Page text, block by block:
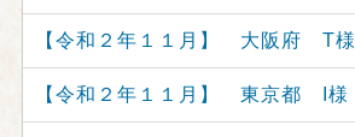
【令和２年１１月】 大阪府 T様
【令和２年１１月】 東京都 I様